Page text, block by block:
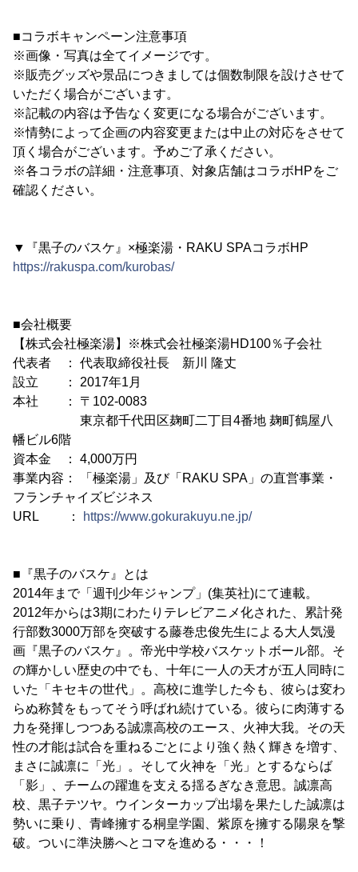
■コラボキャンペーン注意事項
※画像・写真は全てイメージです。
※販売グッズや景品につきましては個数制限を設けさせて
いただく場合がございます。
※記載の内容は予告なく変更になる場合がございます。
※情勢によって企画の内容変更または中止の対応をさせて
頂く場合がございます。予めご了承ください。
※各コラボの詳細・注意事項、対象店舗はコラボHPをご
確認ください。
▼『黒子のバスケ』×極楽湯・RAKU SPAコラボHP
https://rakuspa.com/kurobas/
■会社概要
【株式会社極楽湯】※株式会社極楽湯HD100％子会社
代表者 ： 代表取締役社長 新川 隆丈
設立 ： 2017年1月
本社 ： 〒102-0083
東京都千代田区麹町二丁目4番地 麹町鶴屋八
幡ビル6階
資本金 ： 4,000万円
事業内容： 「極楽湯」及び「RAKU SPA」の直営事業・
フランチャイズビジネス
URL ：
https://www.gokurakuyu.ne.jp/
■『黒子のバスケ』とは
2014年まで「週刊少年ジャンプ」(集英社)にて連載。
2012年からは3期にわたりテレビアニメ化された、累計発
行部数3000万部を突破する藤巻忠俊先生による大人気漫
画『黒子のバスケ』。帝光中学校バスケットボール部。そ
の輝かしい歴史の中でも、十年に一人の天才が五人同時に
いた「キセキの世代」。高校に進学した今も、彼らは変わ
らぬ称賛をもってそう呼ばれ続けている。彼らに肉薄する
力を発揮しつつある誠凛高校のエース、火神大我。その天
性の才能は試合を重ねるごとにより強く熱く輝きを増す、
まさに誠凛に「光」。そして火神を「光」とするならば
「影」、チームの躍進を支える揺るぎなき意思。誠凛高
校、黒子テツヤ。ウインターカップ出場を果たした誠凛は
勢いに乗り、青峰擁する桐皇学園、紫原を擁する陽泉を撃
破。ついに準決勝へとコマを進める・・・！